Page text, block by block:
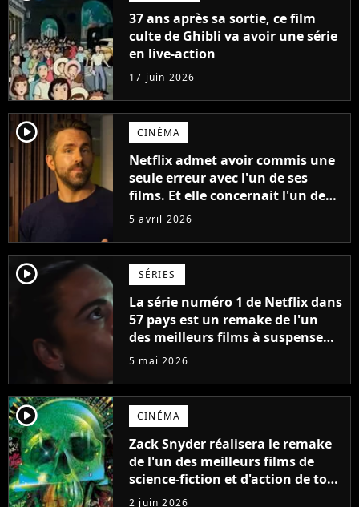
37 ans après sa sortie, ce film
culte de Ghibli va avoir une série
en live-action
17 juin 2026
player2 CINÉMA
Netflix admet avoir commis une
seule erreur avec l'un de ses
films. Et elle concernait l'un des
meilleurs films d'action de la
5 avril 2026
player2 SÉRIES
La série numéro 1 de Netflix dans
57 pays est un remake de l'un
des meilleurs films à suspense
du XXIe siècle
5 mai 2026
player2 CINÉMA
Zack Snyder réalisera le remake
de l'un des meilleurs films de
science-fiction et d'action de tous
les temps
2 juin 2026